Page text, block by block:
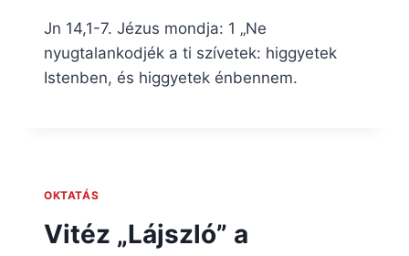
Jn 14,1-7. Jézus mondja: 1 „Ne
nyugtalankodjék a ti szívetek: higgyetek
Istenben, és higgyetek énbennem.
OKTATÁS
Vitéz „Lájszló” a